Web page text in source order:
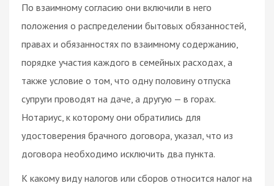
По взаимному согласию они включили в него
положения о распределении бытовых обязанностей,
правах и обязанностях по взаимному содержанию,
порядке участия каждого в семейных расходах, а
также условие о том, что одну половину отпуска
супруги проводят на даче, а другую — в горах.
Нотариус, к которому они обратились для
удостоверения брачного договора, указал, что из
договора необходимо исключить два пункта.
К какому виду налогов или сборов относится налог на